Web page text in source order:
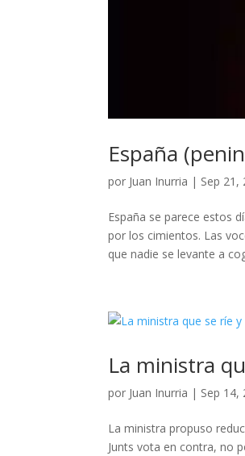
España
por Juan Inurria | Sep 21,
España se parece estos
por los cimientos. Las
que nadie se levante a
La ministra
por Juan Inurria | Sep 14,
La ministra propuso
Junts vota en contra, no